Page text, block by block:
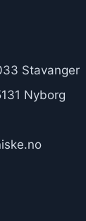
Stavanger
Nyborg